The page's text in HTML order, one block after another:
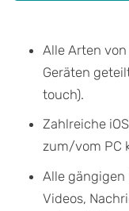
Alle Arten
Geräten
touch).
Zahlreiche
zum/vom PC
Alle gängigen
Videos,